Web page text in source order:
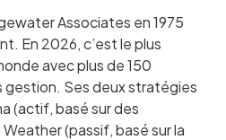
Associates en 1975
En 2026, c’est le plus
avec plus de 150
gestion. Ses deux stratégies
(actif, basé sur des
(passif, basé sur la